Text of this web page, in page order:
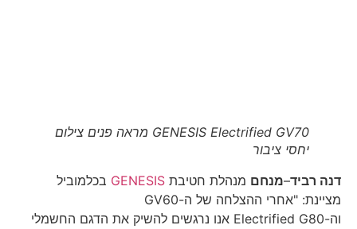
GENESIS Electrified GV70 מראה פנים צילום
יחסי ציבור
דנה רביד–מנחם מנהלת חטיבת GENESIS בכלמוביל
מציינת: "אחרי ההצלחה של ה-GV60
וה-Electrified G80 אנו נרגשים להשיק את הדגם החשמלי